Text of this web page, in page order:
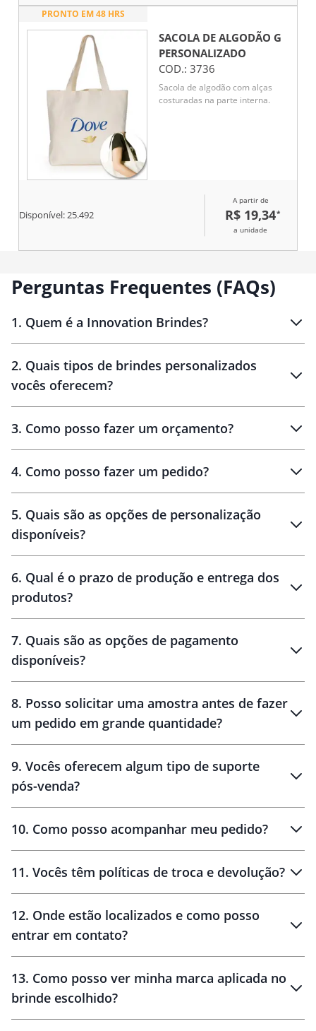
praticidade e charme.
PRONTO EM 48 HRS
SACOLA DE ALGODÃO G
PERSONALIZADO
COD.: 3736
Sacola de algodão com alças
costuradas na parte interna.
Disponível:25.492
A partir de
R$ 19,34*
a unidade
Perguntas Frequentes (FAQs)
1. Quem é a Innovation Brindes?
Brindes personalizados
2. Quais tipos de brindes personalizados
vocês oferecem?
personalizados
3. Como posso fazer um orçamento?
brinde
personalização
4. Como posso fazer um pedido?
amostra virtual
5. Quais são as opções de personalização
disponíveis?
6. Qual é o prazo de produção e entrega dos
produtos?
10 dias
brinde
48 horas
7. Quais são as opções de pagamento
disponíveis?
8. Posso solicitar uma amostra antes de fazer
um pedido em grande quantidade?
amostras
9. Vocês oferecem algum tipo de suporte
pós-venda?
10. Como posso acompanhar meu pedido?
11. Vocês têm políticas de troca e devolução?
30 dias
12. Onde estão localizados e como posso
entrar em contato?
13. Como posso ver minha marca aplicada no
brinde escolhido?